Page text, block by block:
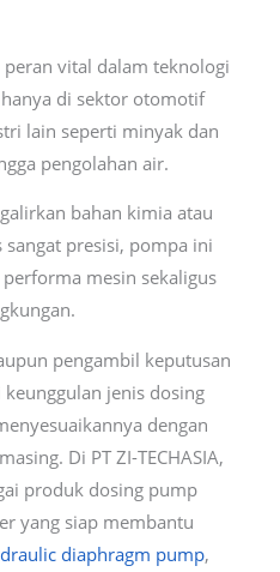
vital dalam teknologi
di sektor otomotif
lain seperti minyak dan
pengolahan air.
bahan kimia atau
presisi, pompa ini
mesin sekaligus
pengambil keputusan
jenis dosing
dengan
Di PT ZI-TECHASIA,
produk dosing pump
yang siap membantu
diaphragm pump,